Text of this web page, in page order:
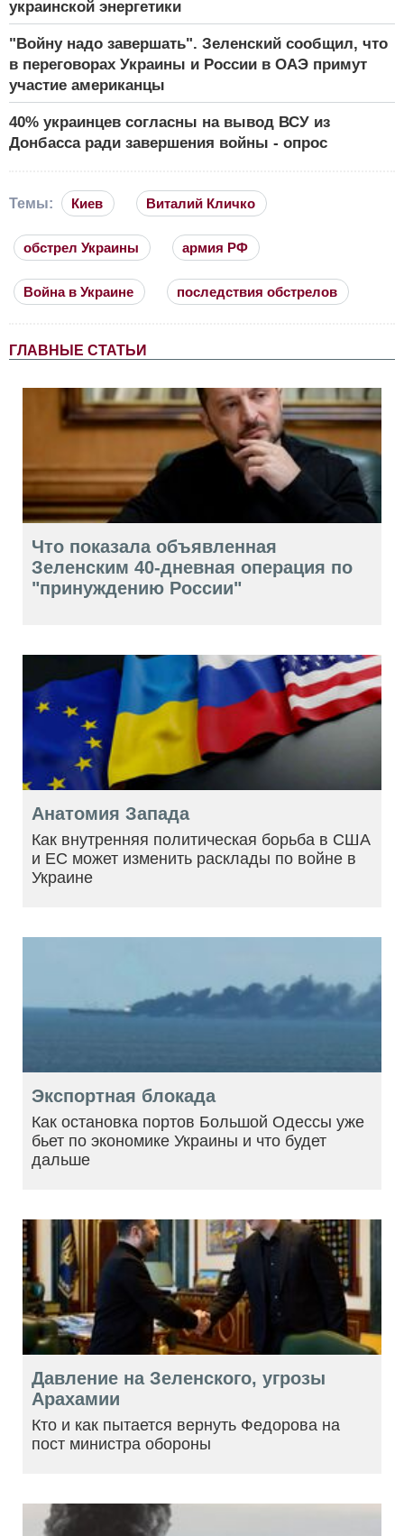
украинской энергетики
"Войну надо завершать". Зеленский сообщил, что
в переговорах Украины и России в ОАЭ примут
участие американцы
40% украинцев согласны на вывод ВСУ из
Донбасса ради завершения войны - опрос
Темы: Киев Виталий Кличко
обстрел Украины армия РФ
Война в Украине последствия обстрелов
ГЛАВНЫЕ СТАТЬИ
Что показала объявленная
Зеленским 40-дневная операция по
"принуждению России"
Анатомия Запада
Как внутренняя политическая борьба в США
и ЕС может изменить расклады по войне в
Украине
Экспортная блокада
Как остановка портов Большой Одессы уже
бьет по экономике Украины и что будет
дальше
Давление на Зеленского, угрозы
Арахамии
Кто и как пытается вернуть Федорова на
пост министра обороны